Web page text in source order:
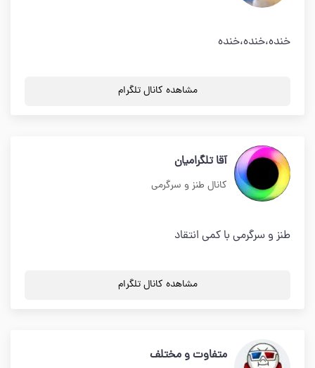
خنده،خنده،خنده
مشاهده کانال تلگرام
آقا تلگرامیان
کانال طنز و سرگرمی
طنز و سرگرمی با کمی انتقاد
مشاهده کانال تلگرام
متفاوت و مختلف